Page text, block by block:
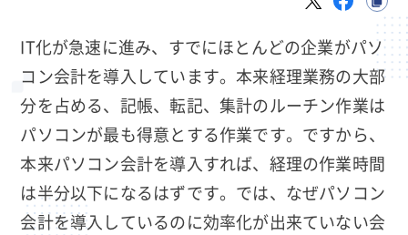
IT化が急速に進み、すでにほとんどの企業がパソ
コン会計を導入しています。本来経理業務の大部
分を占める、記帳、転記、集計のルーチン作業は
パソコンが最も得意とする作業です。ですから、
本来パソコン会計を導入すれば、経理の作業時間
は半分以下になるはずです。では、なぜパソコン
会計を導入しているのに効率化が出来ていない会